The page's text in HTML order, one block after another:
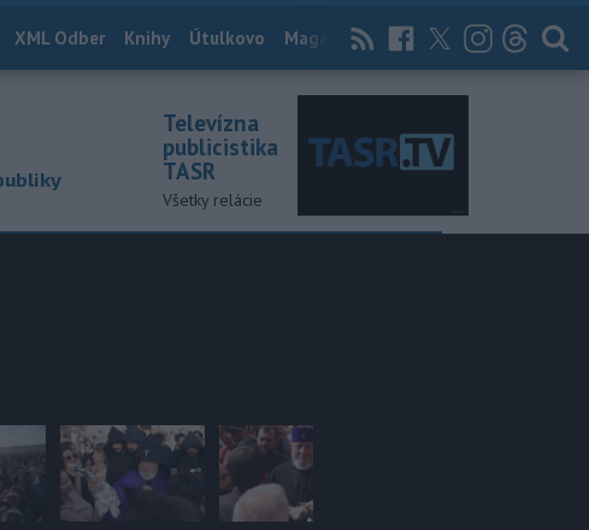
XML Odber Knihy Útulkovo Magazín News Now Archív
Televízna
publicistika
TASR
Všetky relácie